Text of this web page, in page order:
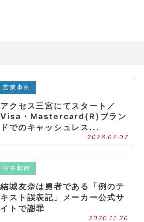
営業事例
アクセス三宮にてスタート／
Visa・Mastercard(R)ブラン
ドでのキャッシュレス...
2026.07.07
営業動向
結城友奈は勇者である「例のテ
キスト誤表記」メーカー公式サ
イトで謝罪
2020.11.20